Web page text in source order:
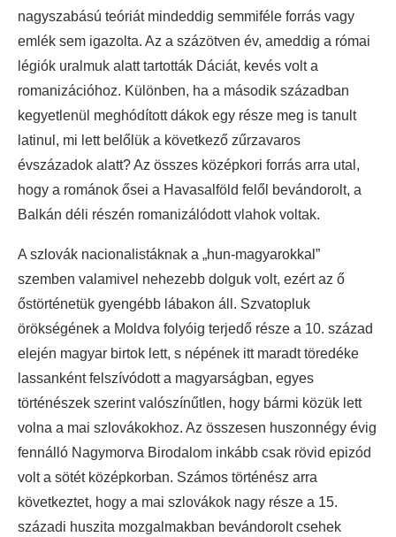
nagyszabású teóriát mindeddig semmiféle forrás vagy
emlék sem igazolta. Az a százötven év, ameddig a római
légiók uralmuk alatt tartották Dáciát, kevés volt a
romanizációhoz. Különben, ha a második században
kegyetlenül meghódított dákok egy része meg is tanult
latinul, mi lett belőlük a következő zűrzavaros
évszázadok alatt? Az összes középkori forrás arra utal,
hogy a románok ősei a Havasalföld felől bevándorolt, a
Balkán déli részén romanizálódott vlahok voltak.
A szlovák nacionalistáknak a „hun-magyarokkal”
szemben valamivel nehezebb dolguk volt, ezért az ő
őstörténetük gyengébb lábakon áll. Szvatopluk
örökségének a Moldva folyóig terjedő része a 10. század
elején magyar birtok lett, s népének itt maradt töredéke
lassanként felszívódott a magyarságban, egyes
történészek szerint valószínűtlen, hogy bármi közük lett
volna a mai szlovákokhoz. Az összesen huszonnégy évig
fennálló Nagymorva Birodalom inkább csak rövid epizód
volt a sötét középkorban. Számos történész arra
következtet, hogy a mai szlovákok nagy része a 15.
századi huszita mozgalmakban bevándorolt csehek